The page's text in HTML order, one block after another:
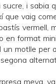
i sabia
que vaig
vermell,
en format
motlle per
meva,